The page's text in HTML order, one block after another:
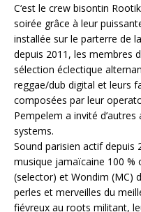
C‘est le crew bisontin
soirée grâce à leur
installée sur le parterre de
depuis 2011, les membres
sélection éclectique
reggae/dub digital et leurs
composées par leur
Pempelem a invité
systems.
Sound parisien actif depuis
musique jamaïcaine 100 %
(selector) et Wondim (MC)
perles et merveilles du
fiévreux au roots militant,